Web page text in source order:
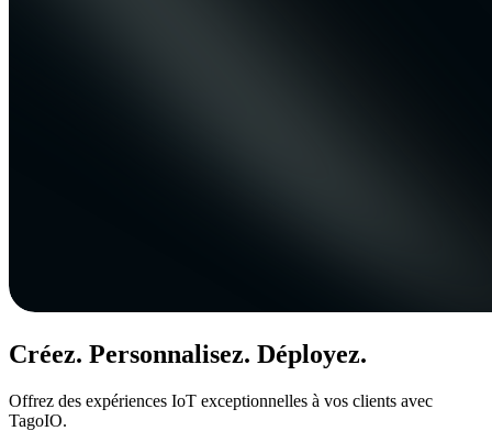
Créez. Personnalisez. Déployez.
Offrez des expériences IoT exceptionnelles à vos clients avec
TagoIO.